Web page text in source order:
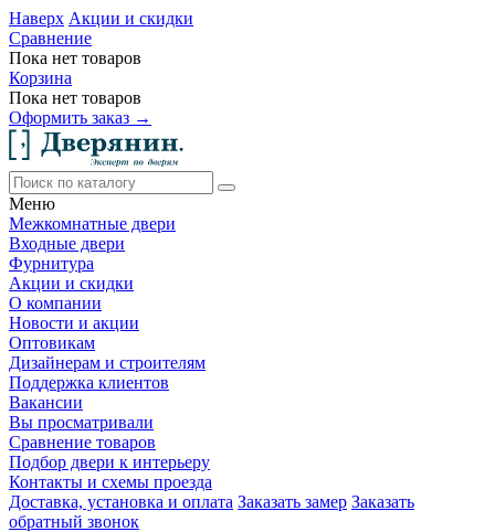
Наверх Акции и скидки
Сравнение
Пока нет товаров
Корзина
Пока нет товаров
Оформить заказ →
Меню
Межкомнатные двери
Входные двери
Фурнитура
Акции и скидки
О компании
Новости и акции
Оптовикам
Дизайнерам и строителям
Поддержка клиентов
Вакансии
Вы просматривали
Сравнение товаров
Подбор двери к интерьеру
Контакты и схемы проезда
Доставка, установка и оплата Заказать замер Заказать
обратный звонок